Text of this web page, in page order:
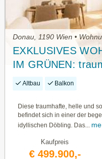
Donau, 1190 Wien •
EXKLUSIVES
IM GRÜNEN:
großzügiger
Altbau Balkon
Diese traumhafte, helle und
befindet sich in einer der
idyllischen Döbling. Das...
Kaufpreis
€ 499.900,-